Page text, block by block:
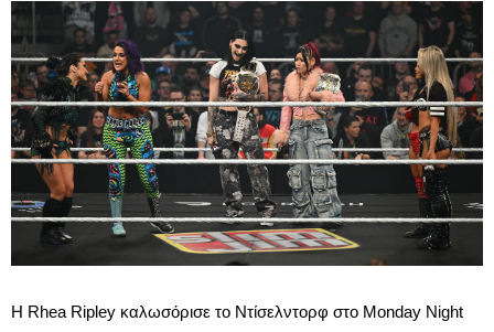
Η Rhea Ripley καλωσόρισε το Ντίσελντορφ στο Monday Night